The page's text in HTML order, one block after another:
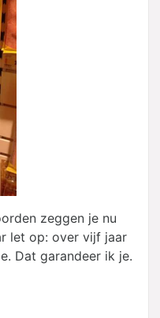
zeggen je nu
let op: over vijf jaar
Dat garandeer ik je.